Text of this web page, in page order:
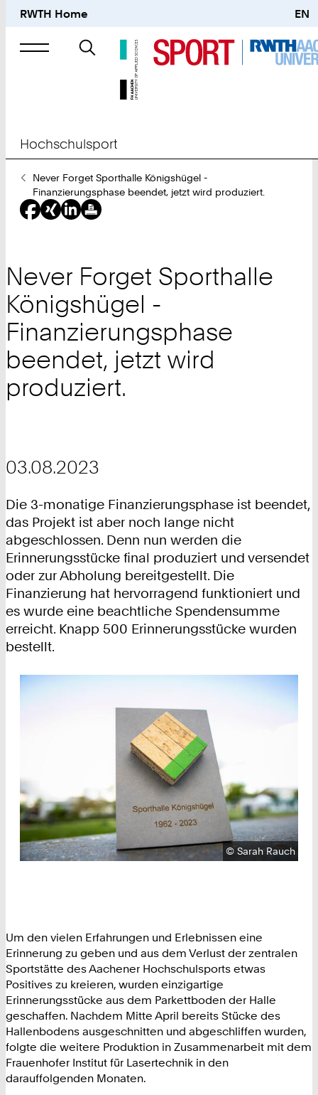
RWTH Home EN
Suche
nach
Hochschulsport
Sie
sind
hier:
Never Forget Sporthalle Königshügel -
Finanzierungsphase beendet, jetzt wird produziert.
Never Forget Sporthalle
Königshügel -
Finanzierungsphase
beendet, jetzt wird
produziert.
03.08.2023
Die 3-monatige Finanzierungsphase ist beendet,
das Projekt ist aber noch lange nicht
abgeschlossen. Denn nun werden die
Erinnerungsstücke final produziert und versendet
oder zur Abholung bereitgestellt. Die
Finanzierung hat hervorragend funktioniert und
es wurde eine beachtliche Spendensumme
erreicht. Knapp 500 Erinnerungsstücke wurden
bestellt.
Urheberrecht:
©Sarah Rauch
Um den vielen Erfahrungen und Erlebnissen eine
Erinnerung zu geben und aus dem Verlust der zentralen
Sportstätte des Aachener Hochschulsports etwas
Positives zu kreieren, wurden einzigartige
Erinnerungsstücke aus dem Parkettboden der Halle
geschaffen. Nachdem Mitte April bereits Stücke des
Hallenbodens ausgeschnitten und abgeschliffen wurden,
folgte die weitere Produktion in Zusammenarbeit mit dem
Frauenhofer Institut für Lasertechnik in den
darauffolgenden Monaten.